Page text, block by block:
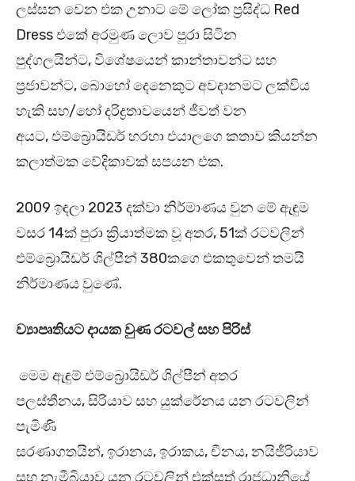
ලස්සන වෙන එක උනාට මේ ලෝක ප්‍රසිද්ධ Red
Dress එකේ අරමුණ ලොව පුරා සිටින
පුද්ගලයින්ට, විශේෂයෙන් කාන්තාවන්ට සහ
ප්‍රජාවන්ට, බොහෝ දෙනෙකුට අවදානමට ලක්විය
හැකි සහ/හෝ දරිද්‍රතාවයෙන් ජීවත් වන
අයට, එම්බ්‍රොයිඩර් හරහා එයාලගෙ කතාව කියන්න
කලාත්මක වේදිකාවක් සපයන එක.
2009 ඉඳලා 2023 දක්වා නිර්මාණය වුන මේ ඇඳුම
වසර 14ක් පුරා ක්‍රියාත්මක වූ අතර, 51ක් රටවලින්
එම්බ්‍රොයිඩර් ශිල්පීන් 380කගෙ එකතුවෙන් තමයි
නිර්මාණය වුණේ.
ව්‍යාපෘතියට දායක වුණ රටවල් සහ පිරිස්
මෙම ඇඳුම් එම්බ්‍රොයිඩර් ශිල්පීන් අතර
පලස්තීනය, සිරියාව සහ යුක්රේනය යන රටවලින්
පැමිණි
සරණාගතයින්, ඉරානය, ඉරාකය, චීනය, නයිජීරියාව
සහ නැමීබියාව යන රටවලින් එක්සත් රාජධානියේ